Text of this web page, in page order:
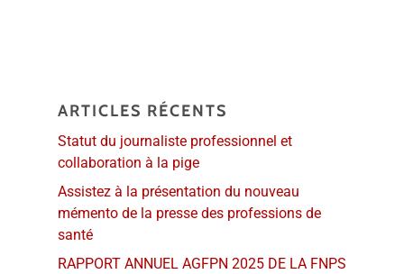
ARTICLES RÉCENTS
Statut du journaliste professionnel et
collaboration à la pige
Assistez à la présentation du nouveau
mémento de la presse des professions de
santé
RAPPORT ANNUEL AGFPN 2025 DE LA FNPS